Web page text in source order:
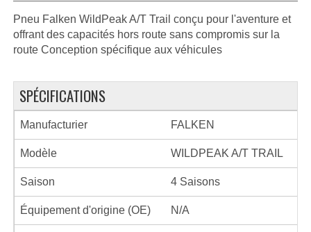
Pneu Falken WildPeak A/T Trail conçu pour l'aventure et
offrant des capacités hors route sans compromis sur la
route Conception spécifique aux véhicules
SPÉCIFICATIONS
Manufacturier FALKEN
Modèle WILDPEAK A/T TRAIL
Saison 4 Saisons
Équipement d'origine (OE) N/A